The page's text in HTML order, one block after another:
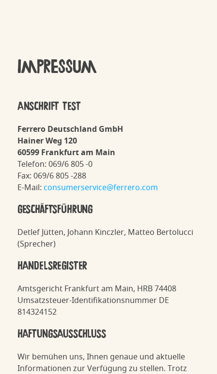
Impressum
ANSCHRIFT TEST
Ferrero Deutschland GmbH
Hainer Weg 120
60599 Frankfurt am Main
Telefon: 069/6 805 -0
Fax: 069/6 805 -288
E-Mail: consumerservice@ferrero.com
GESCHÄFTSFÜHRUNG
Detlef Jütten, Johann Kinczler, Matteo Bertolucci
(Sprecher)
HANDELSREGISTER
Amtsgericht Frankfurt am Main, HRB 74408
Umsatzsteuer-Identifikationsnummer DE
814324152
HAFTUNGSAUSSCHLUSS
Wir bemühen uns, Ihnen genaue und aktuelle
Informationen zur Verfügung zu stellen. Trotz